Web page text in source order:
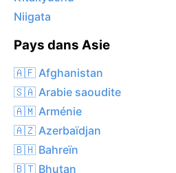
Niigata
Pays dans Asie
🇦🇫 Afghanistan
🇸🇦 Arabie saoudite
🇦🇲 Arménie
🇦🇿 Azerbaïdjan
🇧🇭 Bahreïn
🇧🇹 Bhutan